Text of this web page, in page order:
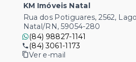
KM Imóveis Natal
Rua dos Potiguares, 2562,
Natal/RN, 59054-280
(84) 98827-1141
(84) 3061-1173
Ver e-mail